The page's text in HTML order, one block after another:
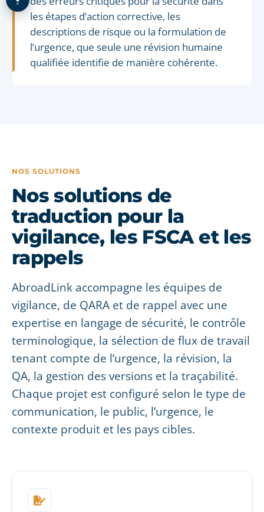
les étapes d’action corrective, les
descriptions de risque ou la formulation de
l’urgence, que seule une révision humaine
qualifiée identifie de manière cohérente.
NOS SOLUTIONS
Nos solutions de
traduction pour la
vigilance, les FSCA et les
rappels
AbroadLink accompagne les équipes de
vigilance, de QARA et de rappel avec une
expertise en langage de sécurité, le contrôle
terminologique, la sélection de flux de travail
tenant compte de l’urgence, la révision, la
QA, la gestion des versions et la traçabilité.
Chaque projet est configuré selon le type de
communication, le public, l’urgence, le
contexte produit et les pays cibles.